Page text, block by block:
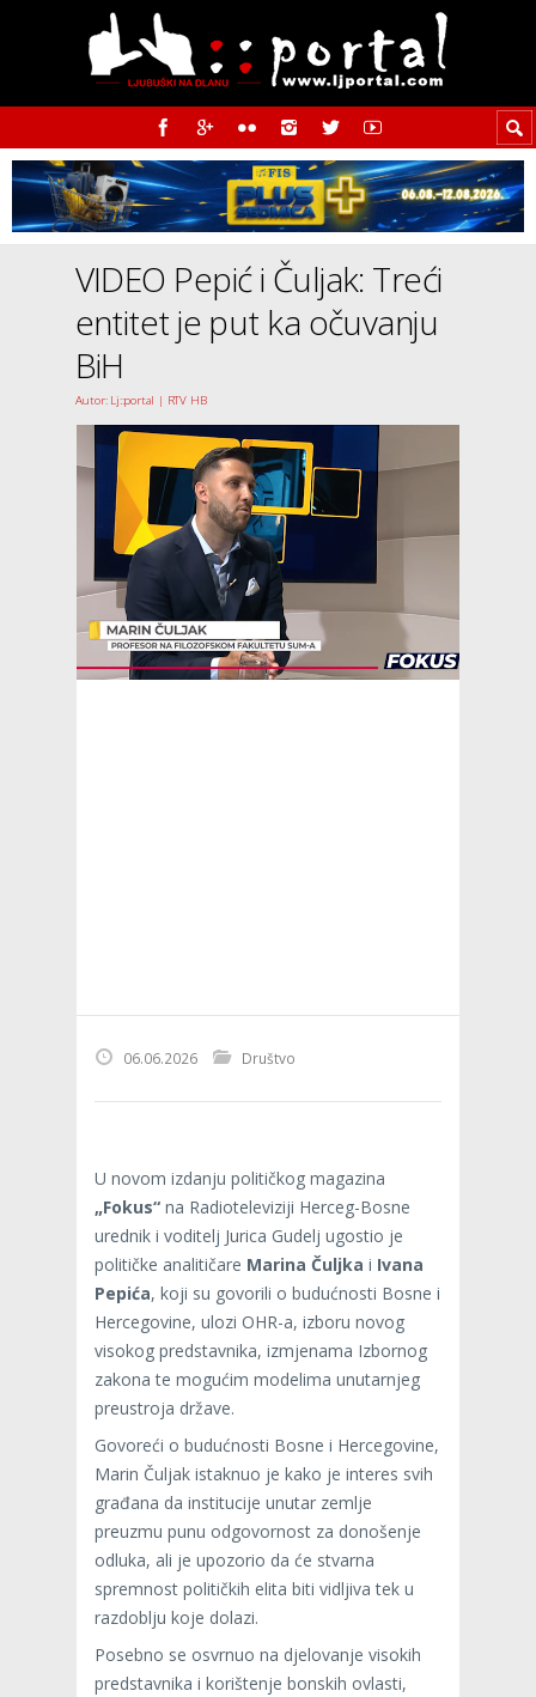
VIDEO Pepić i Čuljak: Treći
entitet je put ka očuvanju
BiH
Autor: Lj::portal | RTV HB
06.06.2026 Društvo
U novom izdanju političkog magazina
„Fokus“ na Radioteleviziji Herceg-Bosne
urednik i voditelj Jurica Gudelj ugostio je
političke analitičare Marina Čuljka i Ivana
Pepića, koji su govorili o budućnosti Bosne i
Hercegovine, ulozi OHR-a, izboru novog
visokog predstavnika, izmjenama Izbornog
zakona te mogućim modelima unutarnjeg
preustroja države.
Govoreći o budućnosti Bosne i Hercegovine,
Marin Čuljak istaknuo je kako je interes svih
građana da institucije unutar zemlje
preuzmu punu odgovornost za donošenje
odluka, ali je upozorio da će stvarna
spremnost političkih elita biti vidljiva tek u
razdoblju koje dolazi.
Posebno se osvrnuo na djelovanje visokih
predstavnika i korištenje bonskih ovlasti,